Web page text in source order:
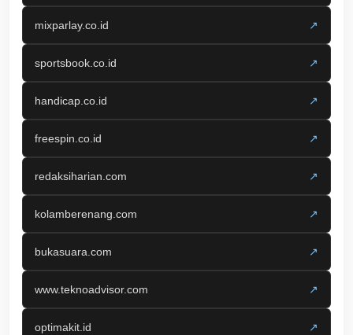
mixparlay.co.id ↗
sportsbook.co.id ↗
handicap.co.id ↗
freespin.co.id ↗
redaksiharian.com ↗
kolamberenang.com ↗
bukasuara.com ↗
www.teknoadvisor.com ↗
optimakit.id ↗